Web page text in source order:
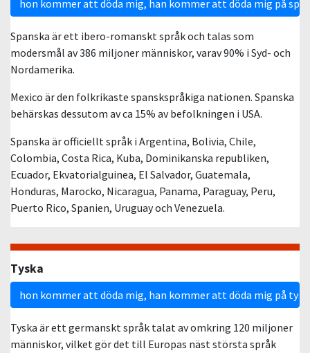
hon kommer att döda mig, han kommer att döda mig på
Spanska är ett ibero-romanskt språk och talas som
modersmål av 386 miljoner människor, varav 90% i Syd- och
Nordamerika.
Mexico är den folkrikaste spanskspråkiga nationen. Spanska
behärskas dessutom av ca 15% av befolkningen i USA.
Spanska är officiellt språk i Argentina, Bolivia, Chile,
Colombia, Costa Rica, Kuba, Dominikanska republiken,
Ecuador, Ekvatorialguinea, El Salvador, Guatemala,
Honduras, Marocko, Nicaragua, Panama, Paraguay, Peru,
Puerto Rico, Spanien, Uruguay och Venezuela.
Tyska
hon kommer att döda mig, han kommer att döda mig på
Tyska är ett germanskt språk talat av omkring 120 miljoner
människor, vilket gör det till Europas näst största språk